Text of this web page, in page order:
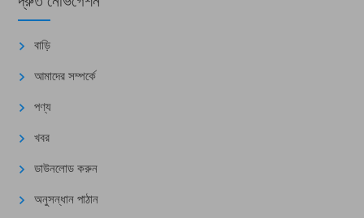
বাড়ি
আমাদের সম্পর্কে
পণ্য
খবর
ডাউনলোড করুন
অনুসন্ধান পাঠান